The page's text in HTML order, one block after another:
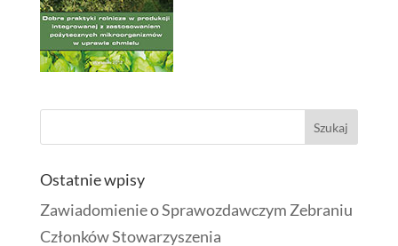
Ostatnie wpisy
Zawiadomienie o Sprawozdawczym Zebraniu
Członków Stowarzyszenia